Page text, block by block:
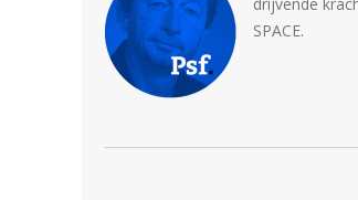
SPACE.